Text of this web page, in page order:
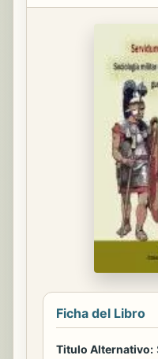
Ficha del Libro
Titulo Alternativo: